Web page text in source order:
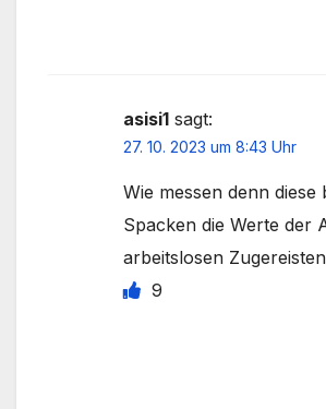
asisi1 sagt:
27. 10. 2023 um 8:43 Uhr
Wie messen denn diese
Spacken die Werte der
arbeitslosen
9